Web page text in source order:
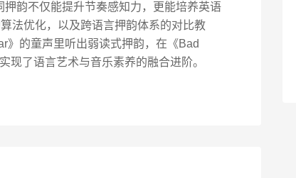
韵不仅能提升节奏感知力，更能培养英语
法优化，以及跨语言押韵体系的对比教
》的童声里听出弱读式押韵，在《Bad
现了语言艺术与音乐素养的融合进阶。